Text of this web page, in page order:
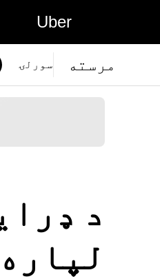
Uber
مرسته سورلۍ
د